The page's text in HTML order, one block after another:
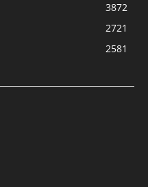
3872
2721
2581